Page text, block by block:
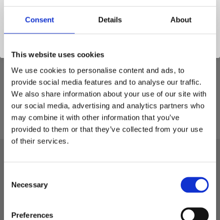
Consent Details About
This website uses cookies
We use cookies to personalise content and ads, to
provide social media features and to analyse our traffic.
We also share information about your use of our site with
our social media, advertising and analytics partners who
may combine it with other information that you’ve
provided to them or that they’ve collected from your use
of their services.
Necessary
Preferences
onödigt slitage och perfekt för dig som exempelvis behöver
minska ner bredden på ditt snabbfäste eller tiltmellandel.
Materialtjocklek: 3mm
Håll dig uppdaterad och få de senaste nyheterna och utvalda
redan idag!